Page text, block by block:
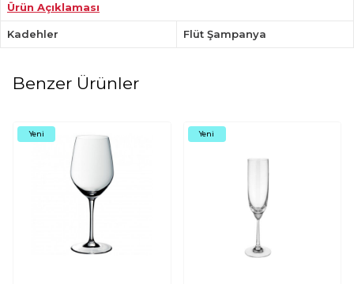
Ürün Açıklaması
Kadehler Flüt Şampanya
Benzer Ürünler
Yeni Yeni